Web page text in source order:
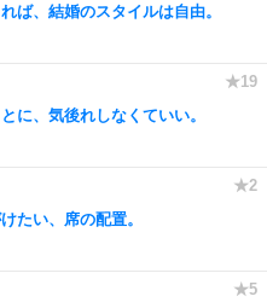
ば、結婚のスタイルは自由。
に、気後れしなくていい。
たい、席の配置。